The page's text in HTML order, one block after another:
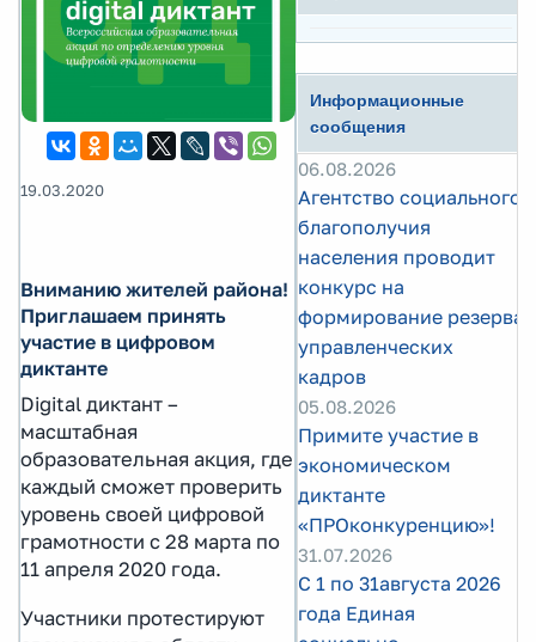
19.03.2020
Вниманию жителей района!
Приглашаем принять
участие в цифровом
диктанте
Digital диктант –
масштабная
образовательная акция, где
каждый сможет проверить
уровень своей цифровой
грамотности с 28 марта по
11 апреля 2020 года.
Участники протестируют
Информационные
сообщения
06.08.2026
Агентство социального
благополучия
населения проводит
конкурс на
формирование резерва
управленческих
кадров
05.08.2026
Примите участие в
экономическом
диктанте
«ПРОконкуренцию»!
31.07.2026
С 1 по 31августа 2026
года Единая